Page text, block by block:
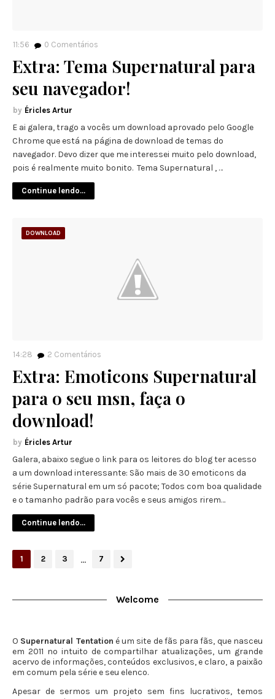
11:56 0 Comentários
Extra: Tema Supernatural para
seu navegador!
Éricles Artur
E ai galera, trago a vocês um download aprovado pelo Google
Chrome que está na página de download de temas do
navegador. Devo dizer que me interessei muito pelo download,
pois é realmente muito bonito. Tema Supernatural , …
Continue lendo...
DOWNLOAD
14:28 2 Comentários
Extra: Emoticons Supernatural
para o seu msn, faça o
download!
Éricles Artur
Galera, abaixo segue o link para os leitores do blog ter acesso
a um download interessante: São mais de 30 emoticons da
série Supernatural em um só pacote; Todos com boa qualidade
e o tamanho padrão para vocês e seus amigos rirem…
Continue lendo...
1 2 3 ... 7
Welcome
O Supernatural Tentation é um site de fãs para fãs, que nasceu
em 2011 no intuito de compartilhar atualizações, um grande
acervo de informações, conteúdos exclusivos, e claro, a paixão
em comum pela série e seu elenco.
Apesar de sermos um projeto sem fins lucrativos, temos